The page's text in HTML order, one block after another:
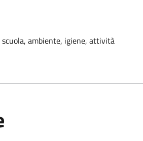
ambiente, igiene, attività